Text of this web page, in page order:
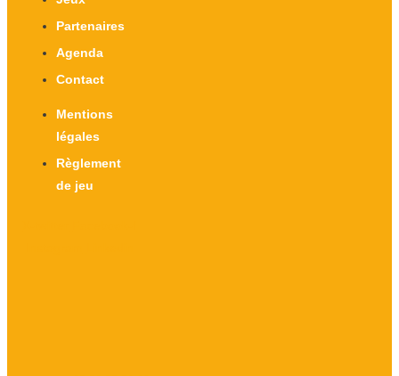
Partenaires
Agenda
Contact
Mentions
légales
Règlement
de jeu